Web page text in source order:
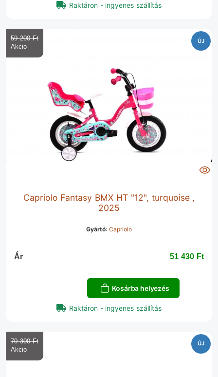
Raktáron - ingyenes szállítás
ÚJ
Capriolo Fantasy BMX HT "12", turquoise ,
2025
Gyártó: Capriolo
59 200 Ft‎
Ár 51 430 Ft‎
Kosárba helyezés
Raktáron - ingyenes szállítás
ÚJ
70 300 Ft‎